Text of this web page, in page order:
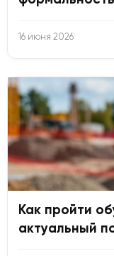
16 июня 2026
Как пройти
актуальный